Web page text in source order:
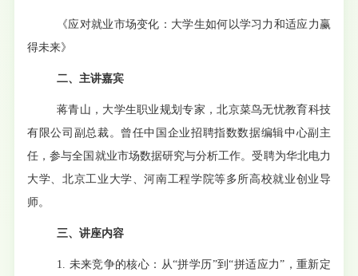
《应对就业市场变化：大学生如何以学习力和适应力赢
得未来》
二、主讲嘉宾
蒋青山，大学生职业规划专家，北京菜鸟无忧教育科技
有限公司副总裁。曾任中国企业招聘指数数据编辑中心副主
任，参与全国就业市场数据研究与分析工作。受聘为华北电力
大学、北京工业大学、河南工程学院等多所高校就业创业导
师。
三、讲座内容
1. 未来竞争的核心：从“拼学历”到“拼适应力”，重新定